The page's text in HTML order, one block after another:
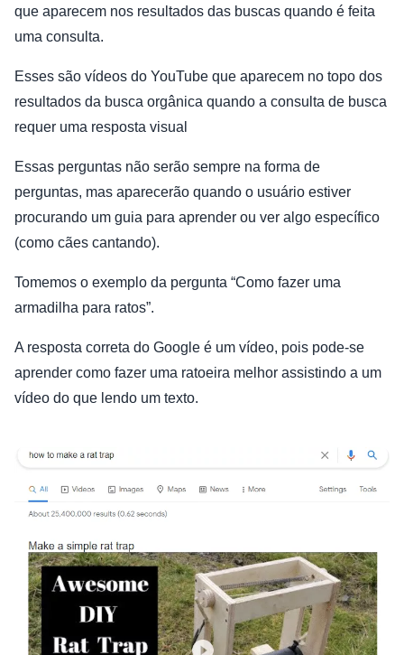
que aparecem nos resultados das buscas quando é feita
uma consulta.
Esses são vídeos do YouTube que aparecem no topo dos
resultados da busca orgânica quando a consulta de busca
requer uma resposta visual
Essas perguntas não serão sempre na forma de
perguntas, mas aparecerão quando o usuário estiver
procurando um guia para aprender ou ver algo específico
(como cães cantando).
Tomemos o exemplo da pergunta “Como fazer uma
armadilha para ratos”.
A resposta correta do Google é um vídeo, pois pode-se
aprender como fazer uma ratoeira melhor assistindo a um
vídeo do que lendo um texto.